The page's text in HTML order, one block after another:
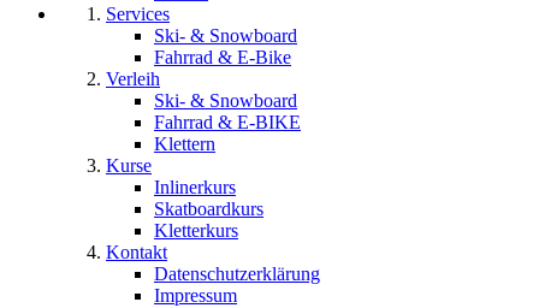
Services
Ski- & Snowboard
Fahrrad & E-Bike
Verleih
Ski- & Snowboard
Fahrrad & E-BIKE
Klettern
Kurse
Inlinerkurs
Skatboardkurs
Kletterkurs
Kontakt
Datenschutzerklärung
Impressum